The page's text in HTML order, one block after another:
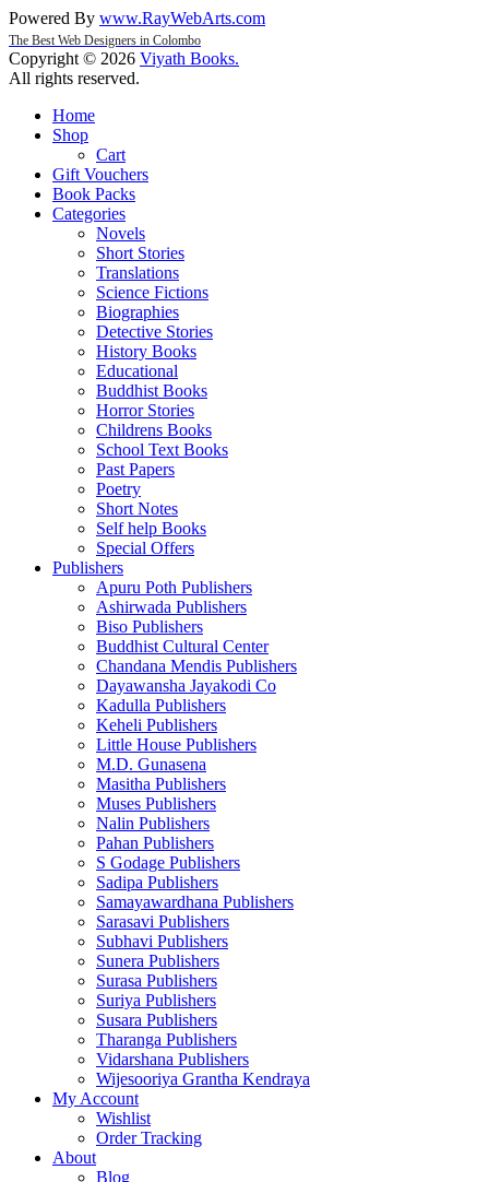
Powered By www.RayWebArts.com
The Best Web Designers in Colombo
Copyright © 2026 Viyath Books.
All rights reserved.
Home
Shop
Cart
Gift Vouchers
Book Packs
Categories
Novels
Short Stories
Translations
Science Fictions
Biographies
Detective Stories
History Books
Educational
Buddhist Books
Horror Stories
Childrens Books
School Text Books
Past Papers
Poetry
Short Notes
Self help Books
Special Offers
Publishers
Apuru Poth Publishers
Ashirwada Publishers
Biso Publishers
Buddhist Cultural Center
Chandana Mendis Publishers
Dayawansha Jayakodi Co
Kadulla Publishers
Keheli Publishers
Little House Publishers
M.D. Gunasena
Masitha Publishers
Muses Publishers
Nalin Publishers
Pahan Publishers
S Godage Publishers
Sadipa Publishers
Samayawardhana Publishers
Sarasavi Publishers
Subhavi Publishers
Sunera Publishers
Surasa Publishers
Suriya Publishers
Susara Publishers
Tharanga Publishers
Vidarshana Publishers
Wijesooriya Grantha Kendraya
My Account
Wishlist
Order Tracking
About
Blog